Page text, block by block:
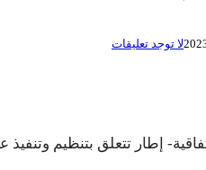
لا توجد تعليقات